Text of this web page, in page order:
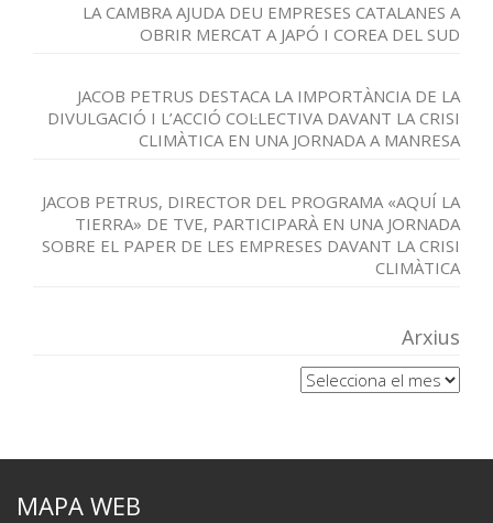
LA CAMBRA AJUDA DEU EMPRESES CATALANES A
OBRIR MERCAT A JAPÓ I COREA DEL SUD
JACOB PETRUS DESTACA LA IMPORTÀNCIA DE LA
DIVULGACIÓ I L’ACCIÓ COL·LECTIVA DAVANT LA CRISI
CLIMÀTICA EN UNA JORNADA A MANRESA
JACOB PETRUS, DIRECTOR DEL PROGRAMA «AQUÍ LA
TIERRA» DE TVE, PARTICIPARÀ EN UNA JORNADA
SOBRE EL PAPER DE LES EMPRESES DAVANT LA CRISI
CLIMÀTICA
Arxius
Arxius
MAPA WEB